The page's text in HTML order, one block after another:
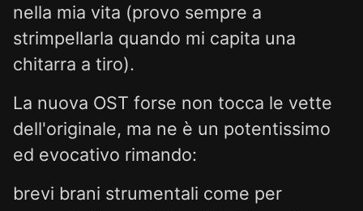
nella mia vita (provo sempre a
strimpellarla quando mi capita una
chitarra a tiro).
La nuova OST forse non tocca le vette
dell'originale, ma ne è un potentissimo
ed evocativo rimando:
brevi brani strumentali come per